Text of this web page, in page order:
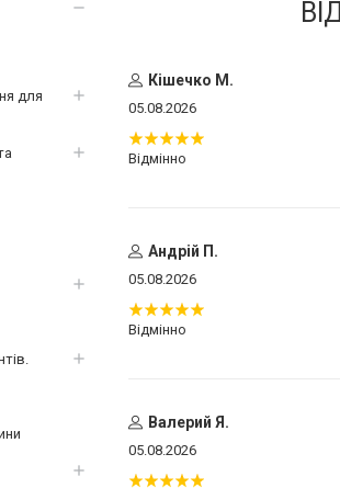
Кішечко М.
05.08.2026
Відмінно
Андрій П.
05.08.2026
Відмінно
Валерий Я.
05.08.2026
для